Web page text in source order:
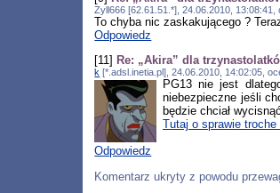
Zyll666 [62.61.51.*], 24.06.2010,
To chyba nic zaskakującego ?
Odpowiedz
[11] Re: „Akira” dla
k [*.adsl.inetia.pl], 24.06.2010, 14:02:05,
PG13 nie jest
niebezpieczne jeśli
będzie chciał
Tutaj o sprawie troche
Odpowiedz
Komentarz ukryty z powodu